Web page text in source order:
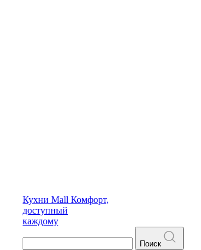
Кухни Mall Комфорт,
доступный
каждому
Поиск